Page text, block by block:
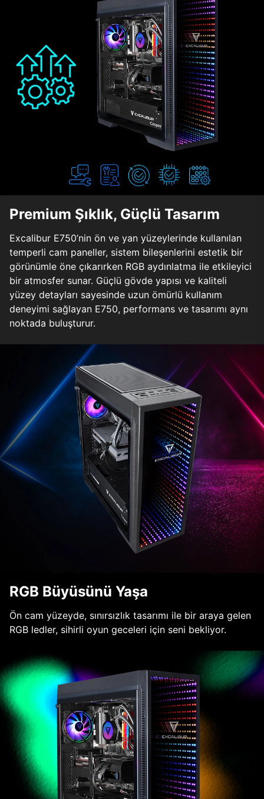
Premium Şıklık, Güçlü Tasarım
Excalibur E750’nin ön ve yan yüzeylerinde kullanılan
temperli cam paneller, sistem bileşenlerini estetik bir
görünümle öne çıkarırken RGB aydınlatma ile etkileyici
bir atmosfer sunar. Güçlü gövde yapısı ve kaliteli
yüzey detayları sayesinde uzun ömürlü kullanım
deneyimi sağlayan E750, performans ve tasarımı aynı
noktada buluşturur.
RGB Büyüsünü Yaşa
Ön cam yüzeyde, sınırsızlık tasarımı ile bir araya gelen
RGB ledler, sihirli oyun geceleri için seni bekliyor.